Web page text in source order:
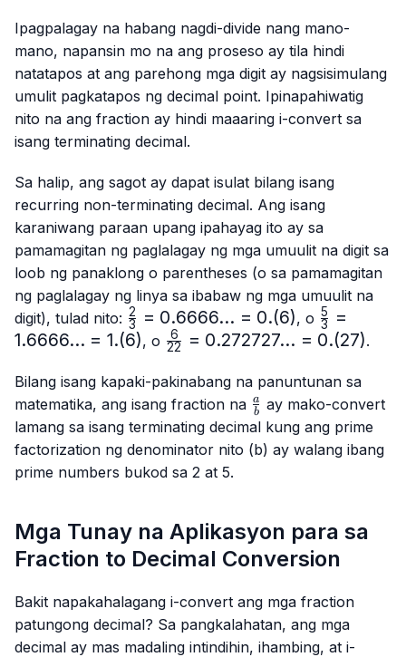
Ipagpalagay na habang nagdi-divide nang mano-
mano, napansin mo na ang proseso ay tila hindi
natatapos at ang parehong mga digit ay nagsisimulang
umulit pagkatapos ng decimal point. Ipinapahiwatig
nito na ang fraction ay hindi maaaring i-convert sa
isang terminating decimal.
Sa halip, ang sagot ay dapat isulat bilang isang
recurring non-terminating decimal. Ang isang
karaniwang paraan upang ipahayag ito ay sa
pamamagitan ng paglalagay ng mga umuulit na digit sa
loob ng panaklong o parentheses (o sa pamamagitan
ng paglalagay ng linya sa ibabaw ng mga umuulit na
digit), tulad nito: \frac{2}
{3}=0.6666...
= 0.(6)
3
2 = 0.6666... = 0.(6), o \frac{5}
{3}=
= 1.(6)
3
5
=
1.6666... = 1.(6), o \frac{6}
= 0.(27)
22
6 = 0.272727... = 0.(27).
Bilang isang kapaki-pakinabang na panuntunan sa
matematika, ang isang fraction na \frac{a}
{b}
b
a
ay mako-convert
lamang sa isang terminating decimal kung ang prime
factorization ng denominator nito (b) ay walang ibang
prime numbers bukod sa 2 at 5.
Mga Tunay na Aplikasyon para sa
Fraction to Decimal Conversion
Bakit napakahalagang i-convert ang mga fraction
patungong decimal? Sa pangkalahatan, ang mga
decimal ay mas madaling intindihin, ihambing, at i-